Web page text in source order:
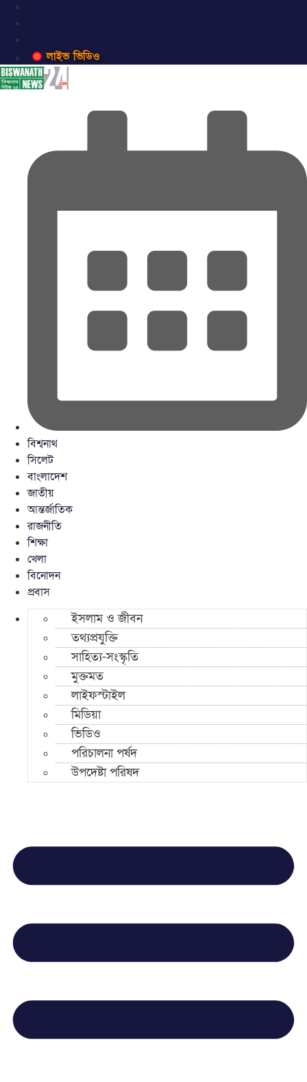
লাইভ ভিডিও
বিশ্বনাথ
সিলেট
বাংলাদেশ
জাতীয়
আন্তর্জাতিক
রাজনীতি
শিক্ষা
খেলা
বিনোদন
প্রবাস
ইসলাম ও জীবন
তথ্যপ্রযুক্তি
সাহিত্য-সংস্কৃতি
মুক্তমত
লাইফস্টাইল
মিডিয়া
ভিডিও
পরিচালনা পর্ষদ
উপদেষ্টা পরিষদ